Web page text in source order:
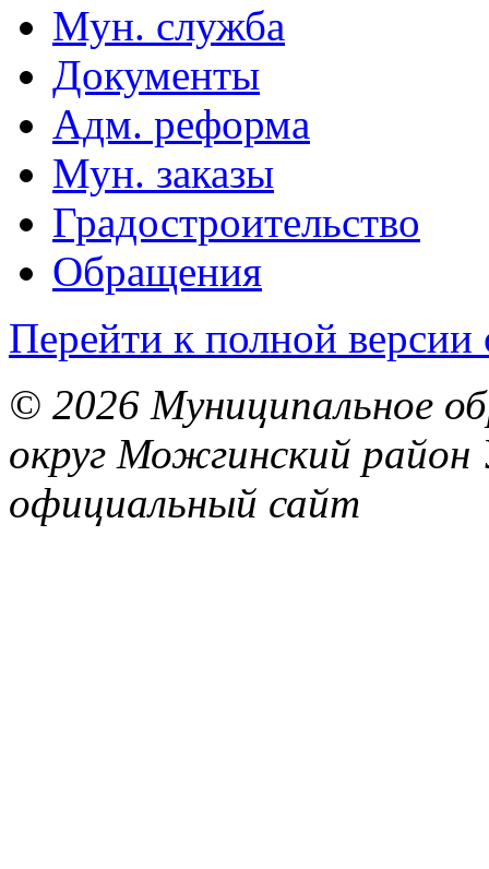
Мун. служба
Документы
Адм. реформа
Мун. заказы
Градостроительство
Обращения
Перейти к полной версии
© 2026 Муниципальное
округ Можгинский район
официальный сайт